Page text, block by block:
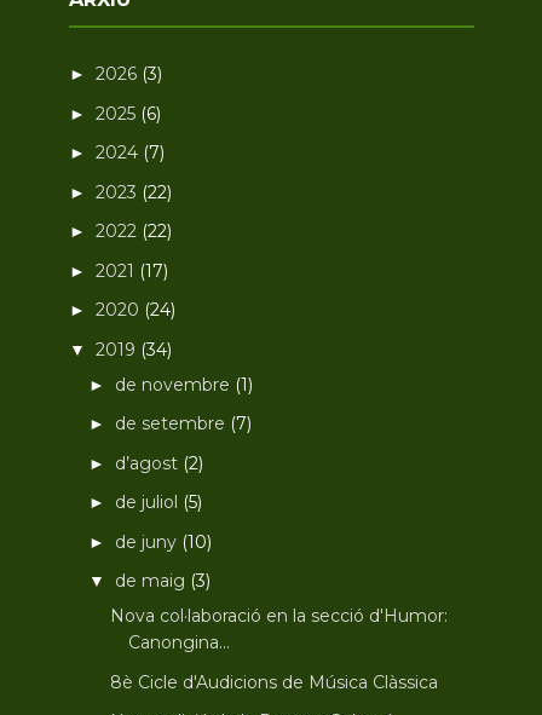
► 2026 (3)
► 2025 (6)
► 2024 (7)
► 2023 (22)
► 2022 (22)
► 2021 (17)
► 2020 (24)
▼ 2019 (34)
► de novembre (1)
► de setembre (7)
► d’agost (2)
► de juliol (5)
► de juny (10)
▼ de maig (3)
Nova col·laboració en la secció d'Humor:
Canongina...
8è Cicle d'Audicions de Música Clàssica